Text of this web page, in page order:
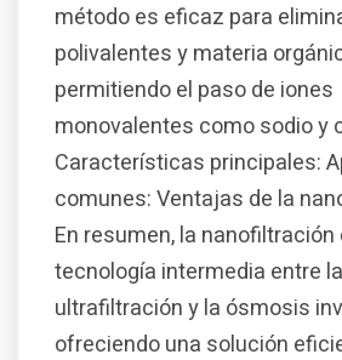
método es eficaz para
polivalentes y materia
permitiendo el paso de iones
monovalentes como sodio y
Características principales:
comunes: Ventajas de la
En resumen, la nanofiltración
tecnología intermedia entre la
ultrafiltración y la ósmosis
ofreciendo una solución